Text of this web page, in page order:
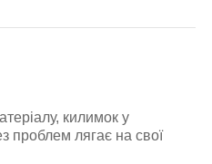
килимок у
проблем лягає на свої